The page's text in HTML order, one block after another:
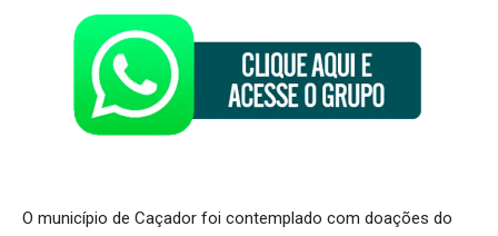
O município de Caçador foi contemplado com doações do